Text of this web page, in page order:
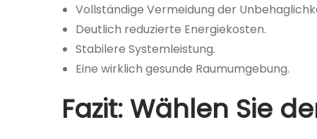
Vollständige Vermeidung der
Deutlich reduzierte Energiekosten.
Stabilere Systemleistung.
Eine wirklich gesunde Raumumgebung.
Fazit: Wählen Sie